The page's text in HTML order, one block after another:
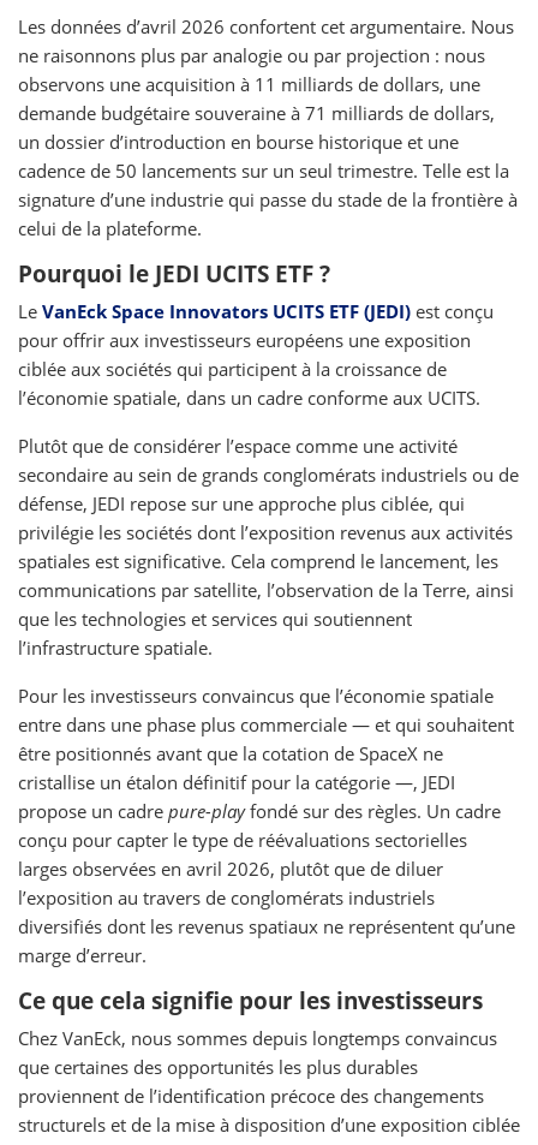
Les données d’avril 2026 confortent cet argumentaire. Nous
ne raisonnons plus par analogie ou par projection : nous
observons une acquisition à 11 milliards de dollars, une
demande budgétaire souveraine à 71 milliards de dollars,
un dossier d’introduction en bourse historique et une
cadence de 50 lancements sur un seul trimestre. Telle est la
signature d’une industrie qui passe du stade de la frontière à
celui de la plateforme.
Pourquoi le JEDI UCITS ETF ?
Le VanEck Space Innovators UCITS ETF (JEDI) est conçu
pour offrir aux investisseurs européens une exposition
ciblée aux sociétés qui participent à la croissance de
l’économie spatiale, dans un cadre conforme aux UCITS.
Plutôt que de considérer l’espace comme une activité
secondaire au sein de grands conglomérats industriels ou de
défense, JEDI repose sur une approche plus ciblée, qui
privilégie les sociétés dont l’exposition revenus aux activités
spatiales est significative. Cela comprend le lancement, les
communications par satellite, l’observation de la Terre, ainsi
que les technologies et services qui soutiennent
l’infrastructure spatiale.
Pour les investisseurs convaincus que l’économie spatiale
entre dans une phase plus commerciale — et qui souhaitent
être positionnés avant que la cotation de SpaceX ne
cristallise un étalon définitif pour la catégorie —, JEDI
propose un cadre pure-playfondé sur des règles. Un cadre
conçu pour capter le type de réévaluations sectorielles
larges observées en avril 2026, plutôt que de diluer
l’exposition au travers de conglomérats industriels
diversifiés dont les revenus spatiaux ne représentent qu’une
marge d’erreur.
Ce que cela signifie pour les investisseurs
Chez VanEck, nous sommes depuis longtemps convaincus
que certaines des opportunités les plus durables
proviennent de l’identification précoce des changements
structurels et de la mise à disposition d’une exposition ciblée